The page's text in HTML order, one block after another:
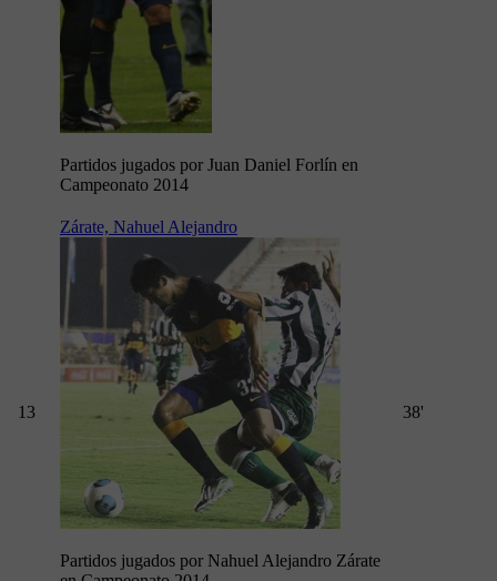
Partidos jugados por Juan Daniel Forlín en
Campeonato 2014
13
Zárate, Nahuel Alejandro
Partidos jugados por Nahuel Alejandro Zárate
38'